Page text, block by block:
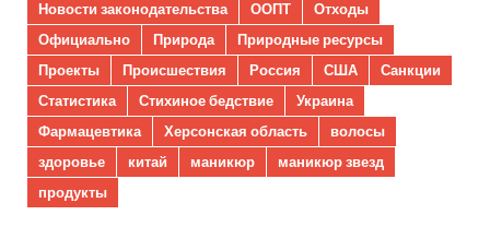
Новости законодательства
ООПТ
Отходы
Официально
Природа
Природные ресурсы
Проекты
Происшествия Россия США
Санкции
Статистика
Стихиное бедствие
Украина
Фармацевтика
Херсонская область
волосы
здоровье
китай маникюр
маникюр звезд
продукты